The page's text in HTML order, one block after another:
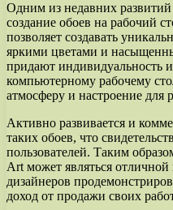
Одним из недавних развитий
создание обоев на рабочий
позволяет создавать
яркими цветами и
придают индивидуальность
компьютерному рабочему
атмосферу и настроение для
Активно развивается и
таких обоев, что
пользователей. Таким
Art может являться
дизайнеров
доход от продажи своих